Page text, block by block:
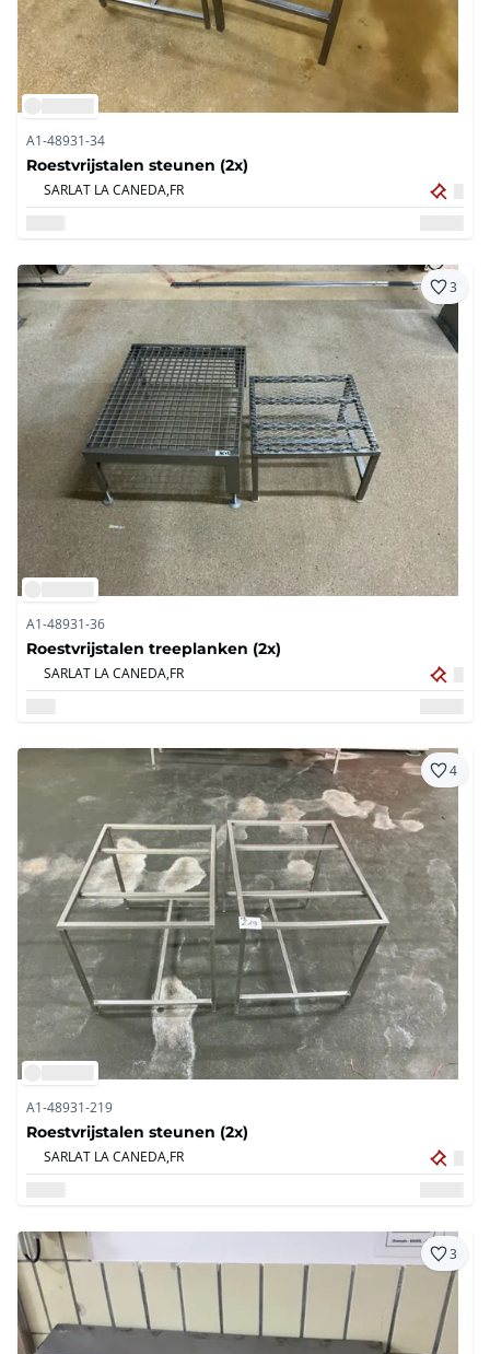
A1-48931-34
Roestvrijstalen steunen (2x)
SARLAT LA CANEDA,FR
3
A1-48931-36
Roestvrijstalen treeplanken (2x)
SARLAT LA CANEDA,FR
4
A1-48931-219
Roestvrijstalen steunen (2x)
SARLAT LA CANEDA,FR
3